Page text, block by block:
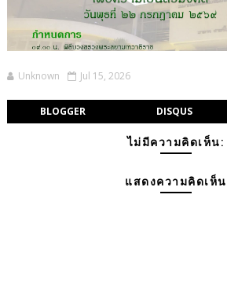
Unknown Jul 15, 2026
BLOGGER DISQUS
ไม่มีความคิดเห็น:
แสดงความคิดเห็น